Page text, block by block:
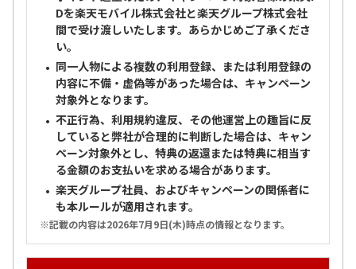
Dを楽天モバイル株式会社と楽天グループ株式会社
間で受け渡しいたします。あらかじめご了承くださ
い。
同一人物による複数の利用登録、または利用登録の
内容に不備・虚偽等があった場合は、キャンペーン
対象外となります。
不正行為、利用規約違反、その他運営上の趣旨に反
していると弊社が合理的に判断した場合は、キャン
ペーン対象外とし、特典の返還または特典に相当す
る金額のお支払いを求める場合があります。
楽天グループ社員、およびキャンペーンの関係者に
も本ルールが適用されます。
記載の内容は2026年7月9日(木)時点の情報となります。